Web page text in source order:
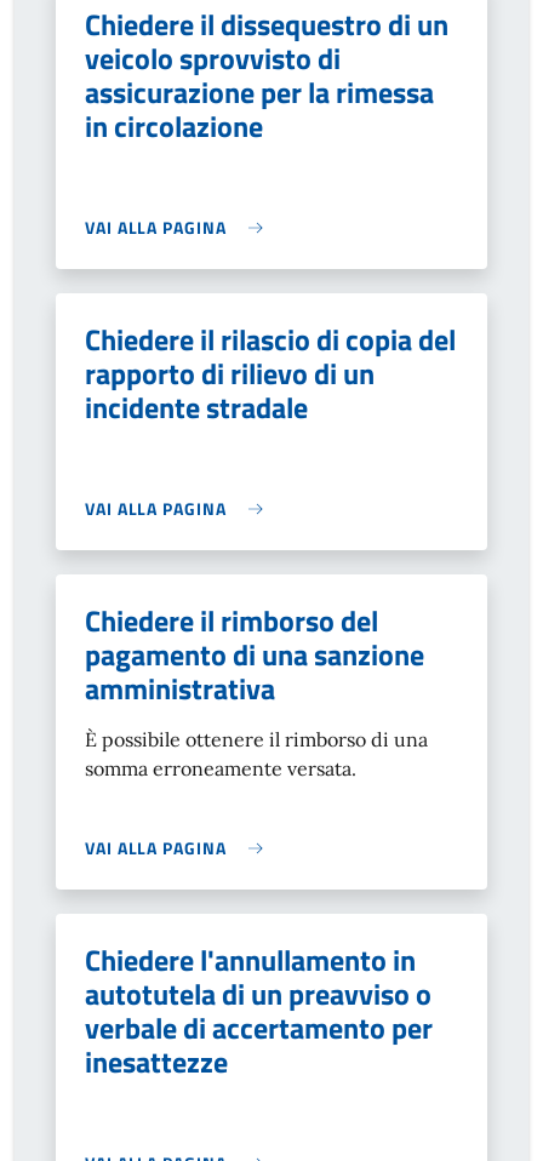
Chiedere il dissequestro di un
veicolo sprovvisto di
assicurazione per la rimessa
in circolazione
VAI ALLA PAGINA
Chiedere il rilascio di copia del
rapporto di rilievo di un
incidente stradale
VAI ALLA PAGINA
Chiedere il rimborso del
pagamento di una sanzione
amministrativa
È possibile ottenere il rimborso di una
somma erroneamente versata.
VAI ALLA PAGINA
Chiedere l'annullamento in
autotutela di un preavviso o
verbale di accertamento per
inesattezze